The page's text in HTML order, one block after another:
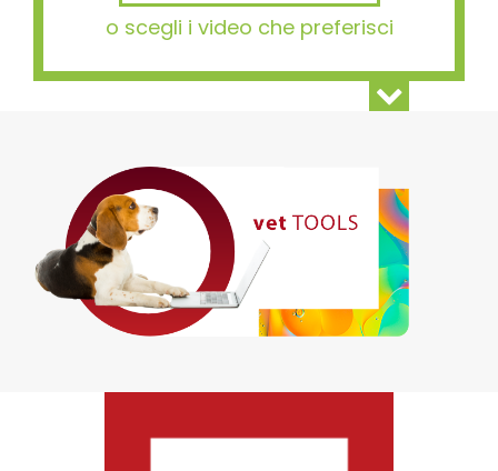
o scegli i video che preferisci